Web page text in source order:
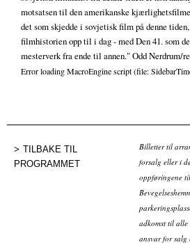
motsatsen til den amerikanske
det som skjedde i sovjetisk film på denne
filmhistorien opp til i dag - med Den 41. som
mesterverk fra ende til annen." Odd Nerdrum/
Error loading MacroEngine script (file:
TILBAKE TIL
PROGRAMMET
Billetter til
forsalg eller i
oppføringene
adkomst til alle
ansvar for